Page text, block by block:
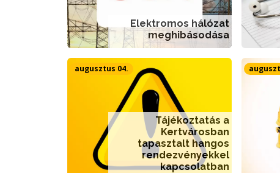
Elektromos hálózat
meghibásodása
Tájékoztatás a
Kertvárosban
tapasztalt hangos
rendezvényekkel
kapcsolatban
augusztus 04.